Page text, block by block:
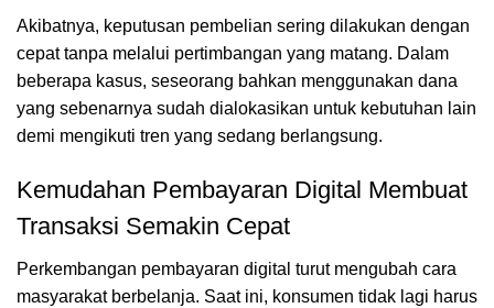
Akibatnya, keputusan pembelian sering dilakukan dengan
cepat tanpa melalui pertimbangan yang matang. Dalam
beberapa kasus, seseorang bahkan menggunakan dana
yang sebenarnya sudah dialokasikan untuk kebutuhan lain
demi mengikuti tren yang sedang berlangsung.
Kemudahan Pembayaran Digital Membuat
Transaksi Semakin Cepat
Perkembangan pembayaran digital turut mengubah cara
masyarakat berbelanja. Saat ini, konsumen tidak lagi harus